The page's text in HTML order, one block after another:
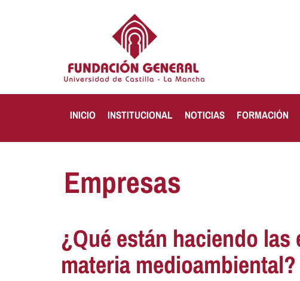
INICIO INSTITUCIONAL NOTICIAS FORMACIÓN
Empresas
¿Qué están haciendo
materia medioambiental?